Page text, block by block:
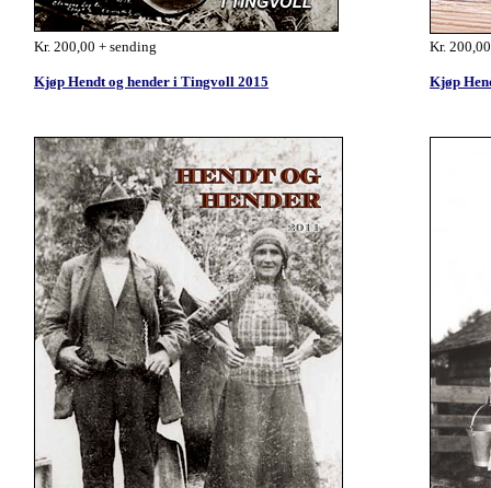
Kr. 200,00 + sending
Kjøp Hendt og hender i Tingvoll 2015
Kr.
Kjøp